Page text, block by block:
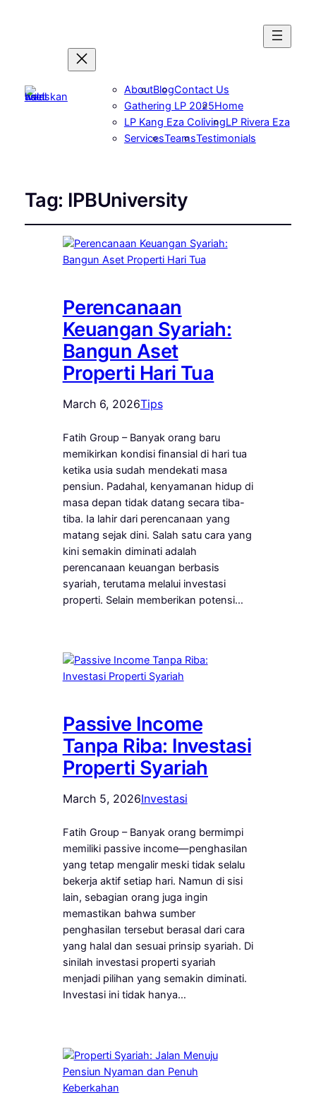
AboutBlogContact Us
Gathering LP 2025Home
LP Kang Eza ColivingLP Rivera Eza
ServicesTeamsTestimonials
Tag: IPBUniversity
Perencanaan
Keuangan Syariah:
Bangun Aset
Properti Hari Tua
March 6, 2026Tips
Fatih Group – Banyak orang baru
memikirkan kondisi finansial di hari tua
ketika usia sudah mendekati masa
pensiun. Padahal, kenyamanan hidup di
masa depan tidak datang secara tiba-
tiba. Ia lahir dari perencanaan yang
matang sejak dini. Salah satu cara yang
kini semakin diminati adalah
perencanaan keuangan berbasis
syariah, terutama melalui investasi
properti. Selain memberikan potensi…
Passive Income
Tanpa Riba: Investasi
Properti Syariah
March 5, 2026Investasi
Fatih Group – Banyak orang bermimpi
memiliki passive income—penghasilan
yang tetap mengalir meski tidak selalu
bekerja aktif setiap hari. Namun di sisi
lain, sebagian orang juga ingin
memastikan bahwa sumber
penghasilan tersebut berasal dari cara
yang halal dan sesuai prinsip syariah. Di
sinilah investasi properti syariah
menjadi pilihan yang semakin diminati.
Investasi ini tidak hanya…